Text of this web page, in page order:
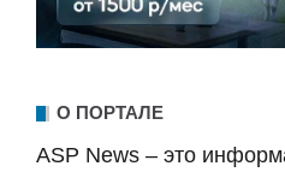
О ПОРТАЛЕ
ASP News – это